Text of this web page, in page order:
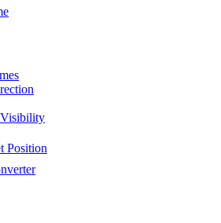
Visibility
Position